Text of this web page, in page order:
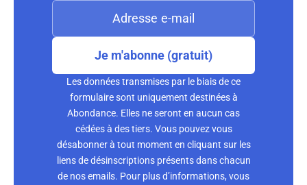
Je m'abonne (gratuit)
Les données transmises par le biais de ce
formulaire sont uniquement destinées à
Abondance. Elles ne seront en aucun cas
cédées à des tiers. Vous pouvez vous
désabonner à tout moment en cliquant sur les
liens de désinscriptions présents dans chacun
de nos emails. Pour plus d’informations, vous